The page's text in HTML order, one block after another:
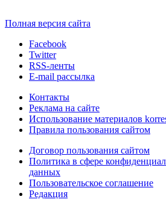
Полная версия сайта
Facebook
Twitter
RSS-ленты
E-mail рассылка
Контакты
Реклама на сайте
Использование материалов
Правила пользования сайтом
Договор пользования сайтом
Политика в сфере
данных
Пользовательское соглашение
Редакция